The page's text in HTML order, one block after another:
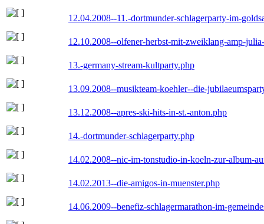
12.04.2008--11.-dortmunder-schlagerparty-im-
12.10.2008--olfener-herbst-mit-zweiklang-amp-
13.-germany-stream-kultparty.php
13.09.2008--musikteam-koehler--die-
13.12.2008--apres-ski-hits-in-st.-anton.php
14.-dortmunder-schlagerparty.php
14.02.2008--nic-im-tonstudio-in-koeln-zur-album-
14.02.2013--die-amigos-in-muenster.php
14.06.2009--benefiz-schlagermarathon-im-